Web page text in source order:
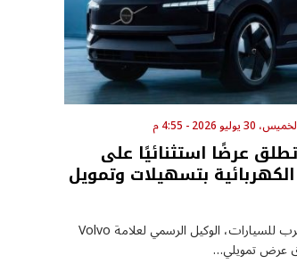
30 يوليو 2026 - 4:55 م
عرضًا استثنائيًا على
Volvo EX30 الكهربائية بتسهيلات وتمويل
أعلنت شركة عز العرب للسيارات، الوكيل الرسمي لعلامة Volvo
عرض تمويلي…